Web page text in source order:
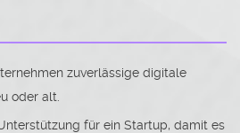
zuverlässige digitale
oder alt.
für ein Startup, damit es